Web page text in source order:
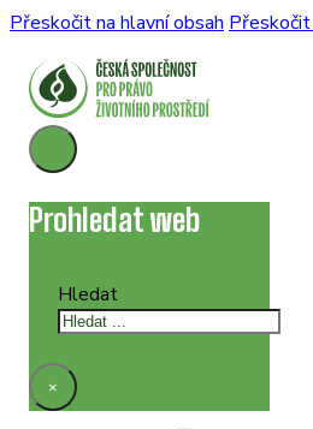
Přeskočit na hlavní obsah
Prohledat web
Hledat
×